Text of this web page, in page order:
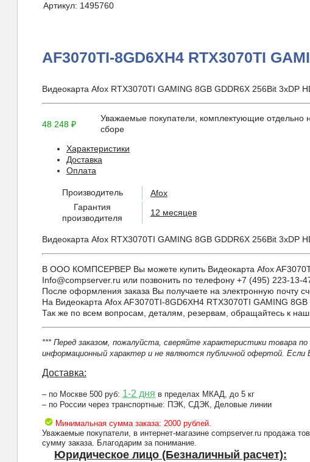
Артикул: 1495760
AF3070TI-8GD6XH4 RTX3070TI
Видеокарта Afox RTX3070TI GAMING 8GB GDDR6X 256Bit 3xDP
48 248 ₽
Уважаемые покупатели, комплектующие отдельно
сборе
Характеристики
Доставка
Оплата
Производитель
Afox
Гарантия
производителя
12 месяцев
Видеокарта Afox RTX3070TI GAMING 8GB GDDR6X 256Bit 3xDP
В ООО КОМПСЕРВЕР Вы можете купить Видеокарта Afox
Info@compserver.ru или позвонить по телефону +7 (495) 223-13-
После оформления заказа Вы получаете на электронную почту
На Видеокарта Afox AF3070TI-8GD6XH4 RTX3070TI GAMING
Так же по всем вопросам, деталям, резервам, обращайтесь к
*** Перед заказом, пожалуйста, сверяйте характеристики товара
информационный характер и не являются публичной офертой.
Доставка:
– по Москве 500 руб: 1-2 дня в пределах МКАД, до 5 кг
– по России через транспортные: ПЭК, СДЭК, Деловые линии
Минимальная сумма заказа: 2000 рублей.
Уважаемые покупатели, в интернет-магазине compserver.ru продажа
сумму заказа. Благодарим за понимание.
Юридическое лицо (Безналичный расчет):